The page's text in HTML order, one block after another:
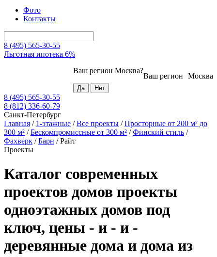
Фото
Контакты
8 (495) 565-30-55
Льготная ипотека 6%
Москва
Ваш регион
Ваш регион Москва?
8 (495) 565-30-55
8 (812) 336-60-79
Санкт-Петербург
Главная / 1-этажные /Все проекты /Просторные от 200 м² до
300 м² /Бескомпромиссные от 300 м² /Финский стиль /
Фахверк /Барн /Райт
Проекты
Каталог современных
проектов домов проекты
одноэтажных домов под
ключ, цены - и - и -
деревянные дома и дома из